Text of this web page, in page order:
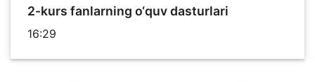
2-kurs fanlarning o‘quv dasturlari
16:29